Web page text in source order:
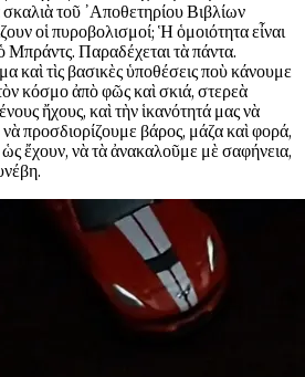
τοῦ ᾿Αποθετηρίου Βιβλίων
οἱ πυροβολισμοί; Ἡ ὁμοιότητα εἶναι
Μπράντς. Παραδέχεται τὰ πάντα.
καὶ τὶς βασικὲς ὑποθέσεις ποὺ κάνουμε
κόσμο ἀπὸ φῶς καὶ σκιά, στερεὰ
ἤχους, καὶ τὴν ἱκανότητά μας νὰ
προσδιορίζουμε βάρος, μάζα καὶ φορά,
ἔχουν, νὰ τὰ ἀνακαλοῦμε μὲ σαφήνεια,